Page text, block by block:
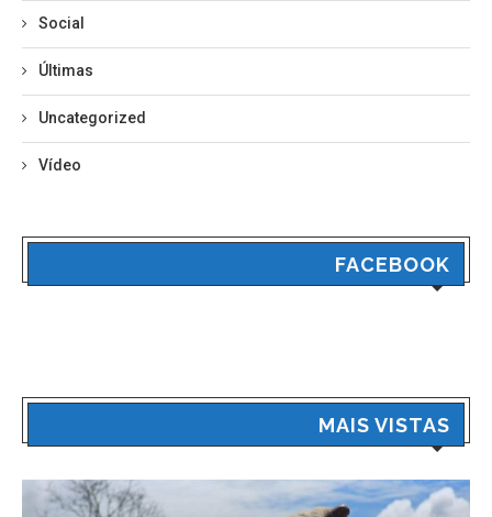
Social
Últimas
Uncategorized
Vídeo
FACEBOOK
MAIS VISTAS